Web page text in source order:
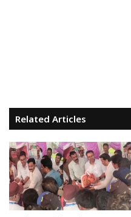
Related Articles